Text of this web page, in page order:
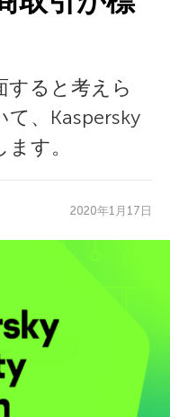
すると考えら
、Kaspersky
す。
2020年1月17日